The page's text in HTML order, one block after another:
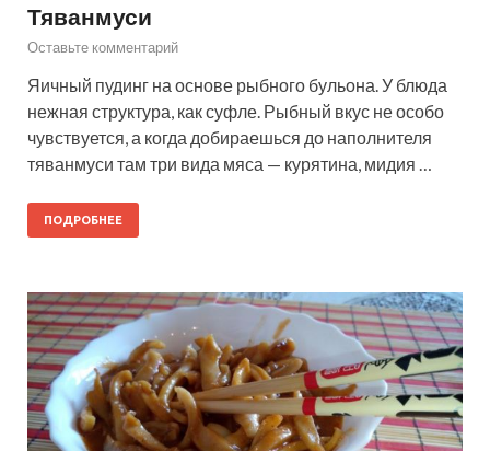
Тяванмуси
Оставьте комментарий
Яичный пудинг на основе рыбного бульона. У блюда
нежная структура, как суфле. Рыбный вкус не особо
чувствуется, а когда добираешься до наполнителя
тяванмуси там три вида мяса — курятина, мидия …
ПОДРОБНЕЕ